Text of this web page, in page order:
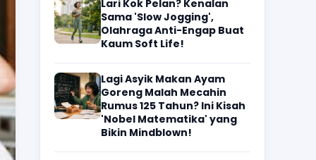
Lari Kok Pelan? Kenalan
Sama 'Slow Jogging',
Olahraga Anti-Engap Buat
Kaum Soft Life!
Lagi Asyik Makan Ayam
Goreng Malah Mecahin
Rumus 125 Tahun? Ini Kisah
'Nobel Matematika' yang
Bikin Mindblown!